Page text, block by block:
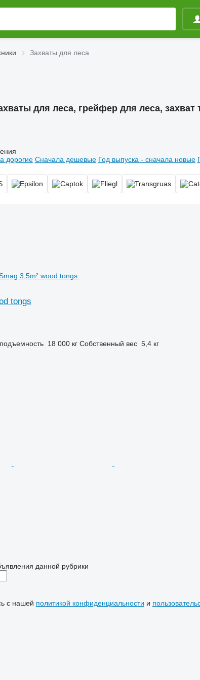
Захваты для леса
для леса, грейфер для леса,
дорогие Сначала дешевые Год выпуска - сначала новые
tongs
18 000 кг Собственный вес 5,4 кг
данной рубрики
с нашей политикой конфиденциальности и